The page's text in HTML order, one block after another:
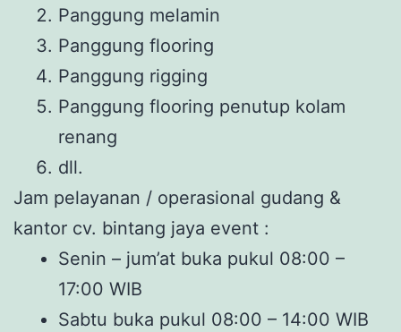
Panggung melamin
Panggung flooring
Panggung rigging
Panggung flooring penutup kolam
renang
dll.
Jam pelayanan / operasional gudang &
kantor cv. bintang jaya event :
Senin – jum’at buka pukul 08:00 –
17:00 WIB
Sabtu buka pukul 08:00 – 14:00 WIB